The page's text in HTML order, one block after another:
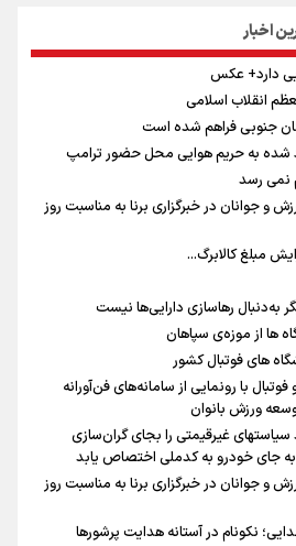
اخبار
دارد+ عکس
انقلاب اسلامی
جنوبی فراهم شده است
شده به حریم هوایی محل حضور ترامپ
نمی رسد
و جوانان در خبرگزاری برنا به مناسبت روز
مبلغ کالابرگ...
به‌دنبال رهاسازی دارایی‌ها نیست
ها از موزه‌ی سپاهان
های فوتبال کشور
با رونمایی از سامانه‌های فن‌آورانه
ورزش بانوان
غیرقیمتی را بجای گران‌سازی
به جای خودرو به کدملی اختصاص یابد
و جوانان در خبرگزاری برنا به مناسبت روز
نکونام در آستانه هدایت پرشورها